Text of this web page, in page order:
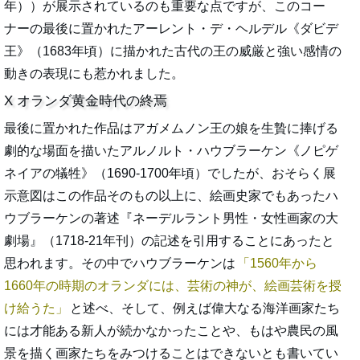
年））が展示されているのも重要な点ですが、このコー
ナーの最後に置かれたアーレント・デ・ヘルデル《ダビデ
王》（1683年頃）に描かれた古代の王の威厳と強い感情の
動きの表現にも惹かれました。
X オランダ黄金時代の終焉
最後に置かれた作品はアガメムノン王の娘を生贄に捧げる
劇的な場面を描いたアルノルト・ハウブラーケン《ノピゲ
ネイアの犠牲》（1690-1700年頃）でしたが、おそらく展
示意図はこの作品そのもの以上に、絵画史家でもあったハ
ウブラーケンの著述『ネーデルラント男性・女性画家の大
劇場』（1718-21年刊）の記述を引用することにあったと
思われます。その中でハウブラーケンは
1560年から
1660年の時期のオランダには、芸術の神が、絵画芸術を授
け給うた
と述べ、そして、例えば偉大なる海洋画家たち
には才能ある新人が続かなかったことや、もはや農民の風
景を描く画家たちをみつけることはできないとも書いてい